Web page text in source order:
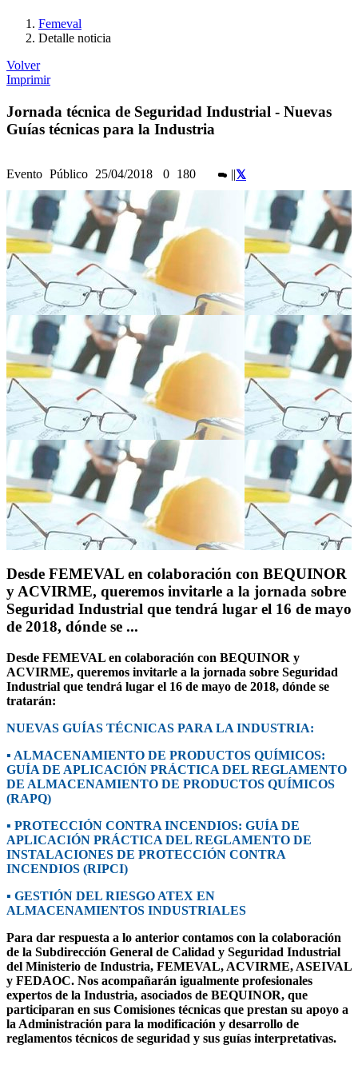
Femeval
Detalle noticia
Volver
Imprimir
Jornada técnica de Seguridad Industrial - Nuevas
Guías técnicas para la Industria
Evento Público 25/04/2018 0 180 ||
Desde FEMEVAL en colaboración con BEQUINOR
y ACVIRME, queremos invitarle a la jornada sobre
Seguridad Industrial que tendrá lugar el 16 de mayo
de 2018, dónde se ...
Desde FEMEVAL en colaboración con BEQUINOR y
ACVIRME, queremos invitarle a la jornada sobre Seguridad
Industrial que tendrá lugar el 16 de mayo de 2018, dónde se
tratarán:
NUEVAS GUÍAS TÉCNICAS PARA LA INDUSTRIA:
▪ ALMACENAMIENTO DE PRODUCTOS QUÍMICOS:
GUÍA DE APLICACIÓN PRÁCTICA DEL REGLAMENTO
DE ALMACENAMIENTO DE PRODUCTOS QUÍMICOS
(RAPQ)
▪ PROTECCIÓN CONTRA INCENDIOS: GUÍA DE
APLICACIÓN PRÁCTICA DEL REGLAMENTO DE
INSTALACIONES DE PROTECCIÓN CONTRA
INCENDIOS (RIPCI)
▪ GESTIÓN DEL RIESGO ATEX EN
ALMACENAMIENTOS INDUSTRIALES
Para dar respuesta a lo anterior contamos con la colaboración
de la Subdirección General de Calidad y Seguridad Industrial
del Ministerio de Industria, FEMEVAL, ACVIRME, ASEIVAL
y FEDAOC. Nos acompañarán igualmente profesionales
expertos de la Industria, asociados de BEQUINOR, que
participaran en sus Comisiones técnicas que prestan su apoyo a
la Administración para la modificación y desarrollo de
reglamentos técnicos de seguridad y sus guías interpretativas.